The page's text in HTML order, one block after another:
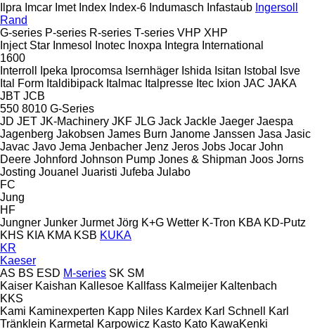
Ilpra Imcar Imet Index Index-6 Indumasch Infastaub Ingersoll
Rand
G-series P-series R-series T-series VHP XHP
Inject Star Inmesol Inotec Inoxpa Integra International
1600
Interroll
Ipeka Iprocomsa Isernhäger Ishida Isitan Istobal
Isve
Ital Form Italdibipack Italmac Italpresse Itec Ixion JAC JAKA
JBT JCB
550 8010 G-Series
JD JET JK-Machinery JKF JLG Jack Jackle Jaeger Jaespa
Jagenberg Jakobsen James Burn Janome Janssen Jasa Jasic
Javac Javo Jema Jenbacher Jenz Jeros Jobs Jocar John
Deere Johnford Johnson Pump Jones & Shipman Joos Jorns
Josting Jouanel Juaristi Jufeba Julabo
FC
Jung
HF
Jungner Junker Jurmet Jörg K+G Wetter K-Tron KBA KD-Putz
KHS KIA KMA KSB KUKA
KR
Kaeser
AS BS ESD M-series SK SM
Kaiser Kaishan Kallesoe Kallfass Kalmeijer Kaltenbach
KKS
Kami Kaminexperten Kapp Niles Kardex Karl Schnell
Karl
Tränklein Karmetal Karpowicz Kasto Kato KawaKenki